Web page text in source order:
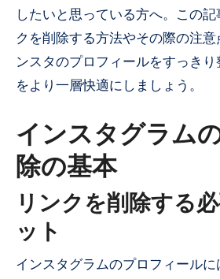
したいと思っている方へ。この
クを削除する方法やその際の注
ンスタのプロフィールをすっきり
をより一層快適にしましょう。
インスタグラム
除の基本
リンクを削除する
ット
インスタグラムのプロフィール